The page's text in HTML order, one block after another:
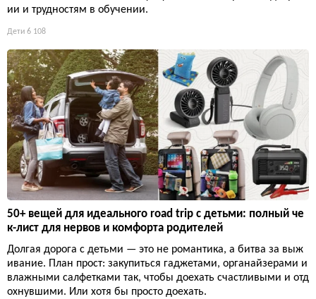
ии и трудностям в обучении.
Дети 6 108
50+ вещей для идеального road trip с детьми: полный че
к-лист для нервов и комфорта родителей
Долгая дорога с детьми — это не романтика, а битва за выж
ивание. План прост: закупиться гаджетами, органайзерами и
влажными салфетками так, чтобы доехать счастливыми и отд
охнувшими. Или хотя бы просто доехать.